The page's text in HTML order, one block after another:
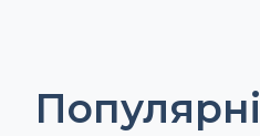
Популярні